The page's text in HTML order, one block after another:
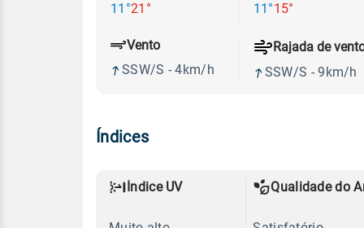
11°21°
11°15°
Vento
SSW/S - 4km/h
Rajada de
SSW/S - 9km/h
Índices
Índice UV Qualidade do